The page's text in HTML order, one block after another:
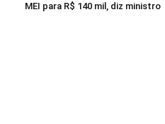
MEI para R$ 140 mil, diz ministro